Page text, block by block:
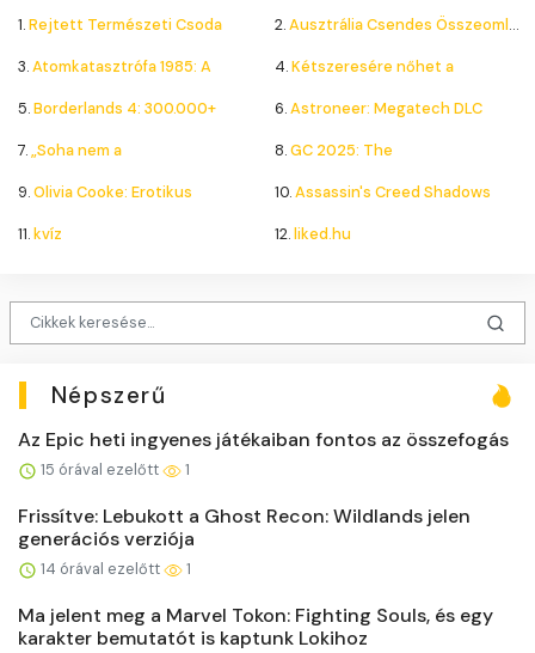
1.Rejtett Természeti Csoda 2.Ausztrália Csendes Összeomlása
3.Atomkatasztrófa 1985: A 4.Kétszeresére nőhet a
5.Borderlands 4: 300.000+ 6.Astroneer: Megatech DLC
7.„Soha nem a 8.GC 2025: The
9.Olivia Cooke: Erotikus 10.Assassin's Creed Shadows
11.kvíz 12.liked.hu
Népszerű
Az Epic heti ingyenes játékaiban fontos az összefogás
15 órával ezelőtt 1
Frissítve: Lebukott a Ghost Recon: Wildlands jelen
generációs verziója
14 órával ezelőtt 1
Ma jelent meg a Marvel Tokon: Fighting Souls, és egy
karakter bemutatót is kaptunk Lokihoz